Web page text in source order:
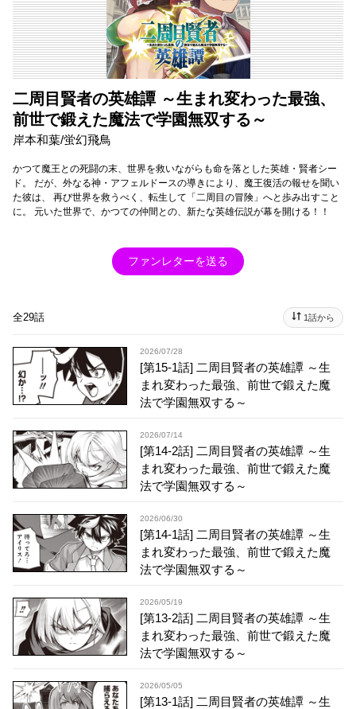
二周目賢者の英雄譚 ～生まれ変わった最強、
前世で鍛えた魔法で学園無双する～
岸本和葉/蛍幻飛鳥
かつて魔王との死闘の末、世界を救いながらも命を落とした英雄・賢者シー
ド。 だが、外なる神・アフェルドースの導きにより、魔王復活の報せを聞い
た彼は、 再び世界を救うべく、転生して「二周目の冒険」へと歩み出すこと
に。 元いた世界で、かつての仲間との、新たな英雄伝説が幕を開ける！！
ファンレターを送る
全29話 1話から
2026/07/28
[第15-1話] 二周目賢者の英雄譚 ～生
まれ変わった最強、前世で鍛えた魔
法で学園無双する～
2026/07/14
[第14-2話] 二周目賢者の英雄譚 ～生
まれ変わった最強、前世で鍛えた魔
法で学園無双する～
2026/06/30
[第14-1話] 二周目賢者の英雄譚 ～生
まれ変わった最強、前世で鍛えた魔
法で学園無双する～
2026/05/19
[第13-2話] 二周目賢者の英雄譚 ～生
まれ変わった最強、前世で鍛えた魔
法で学園無双する～
2026/05/05
[第13-1話] 二周目賢者の英雄譚 ～生